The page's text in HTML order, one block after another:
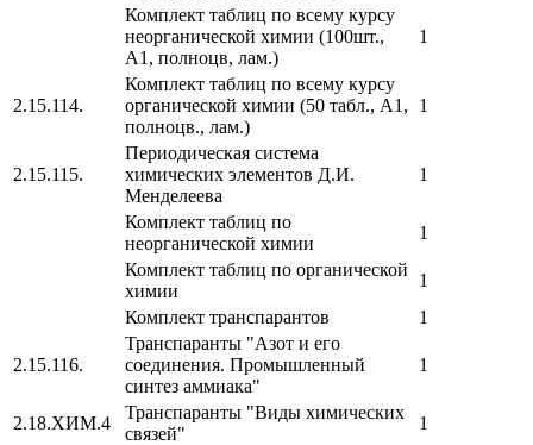
Комплект таблиц по всему курсу
неорганической химии (100шт.,
А1, полноцв, лам.)
1
2.15.114.
Комплект таблиц по всему курсу
органической химии (50 табл., А1,
полноцв., лам.)
1
2.15.115.
Периодическая система
химических элементов Д.И.
Менделеева
1
Комплект таблиц по
неорганической химии
1
Комплект таблиц по органической
химии
1
Комплект транспарантов
1
2.15.116.
Транспаранты "Азот и его
соединения. Промышленный
синтез аммиака"
1
2.18.ХИМ.4
Транспаранты "Виды химических
связей"
1